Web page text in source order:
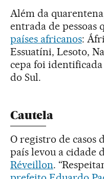
Além da
entrada de pessoas
países africanos:
Essuatíni, Lesoto,
cepa foi
do Sul.
Cautela
O registro de casos
país levou a cidade
Réveillon.